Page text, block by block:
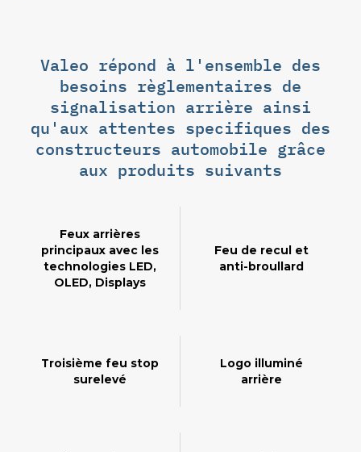
Valeo répond à l'ensemble des
besoins règlementaires de
signalisation arrière ainsi
qu'aux attentes specifiques des
constructeurs automobile grâce
aux produits suivants
Feux arrières
principaux avec les
technologies LED,
OLED, Displays
Feu de recul et
anti-broullard
Troisième feu stop
surelevé
Logo illuminé
arrière